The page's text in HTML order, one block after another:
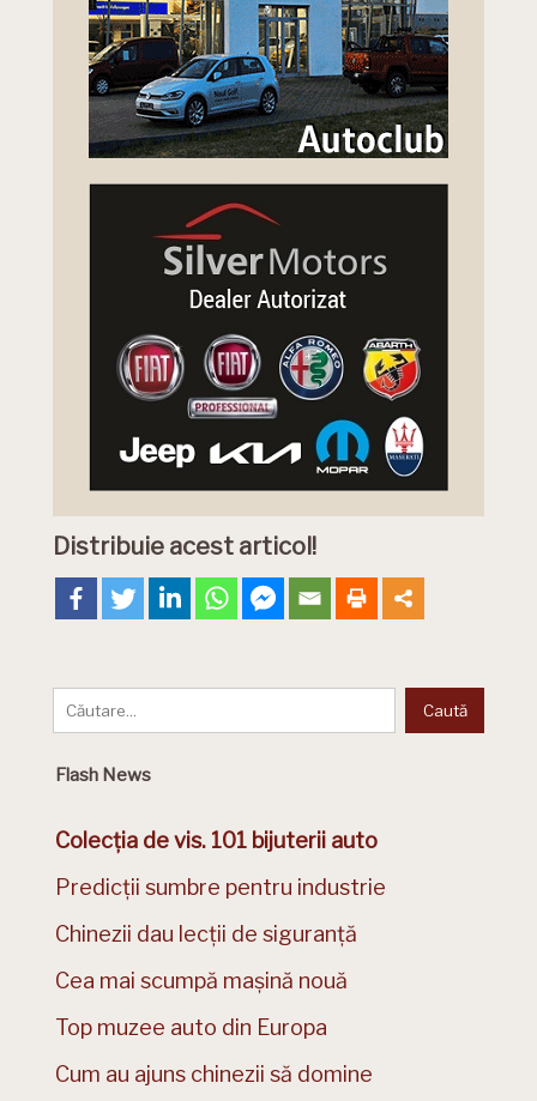
Distribuie acest articol!
Flash News
Colecția de vis. 101 bijuterii auto
Predicții sumbre pentru industrie
Chinezii dau lecții de siguranță
Cea mai scumpă mașină nouă
Top muzee auto din Europa
Cum au ajuns chinezii să domine